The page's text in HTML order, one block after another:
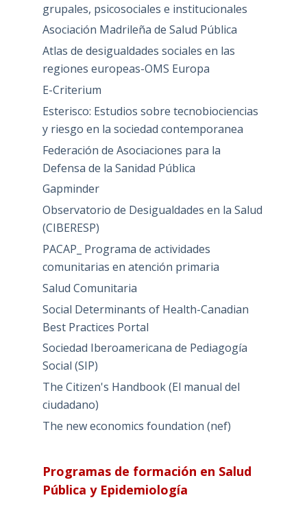
grupales, psicosociales e institucionales
Asociación Madrileña de Salud Pública
Atlas de desigualdades sociales en las
regiones europeas-OMS Europa
E-Criterium
Esterisco: Estudios sobre tecnobiociencias
y riesgo en la sociedad contemporanea
Federación de Asociaciones para la
Defensa de la Sanidad Pública
Gapminder
Observatorio de Desigualdades en la Salud
(CIBERESP)
PACAP_ Programa de actividades
comunitarias en atención primaria
Salud Comunitaria
Social Determinants of Health-Canadian
Best Practices Portal
Sociedad Iberoamericana de Pediagogía
Social (SIP)
The Citizen's Handbook (El manual del
ciudadano)
The new economics foundation (nef)
Programas de formación en Salud
Pública y Epidemiología